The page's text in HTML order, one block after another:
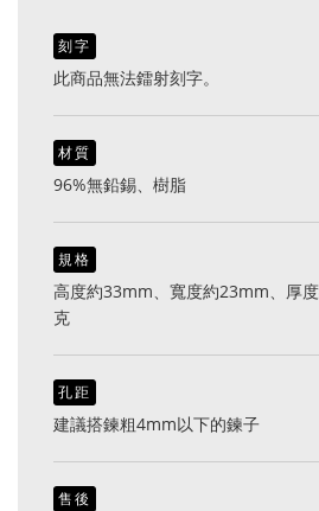
刻字
此商品無法鐳射刻字。
材質
96%無鉛錫、樹脂
規格
高度約33mm、寬度約23mm、厚
克
孔距
建議搭鍊粗4mm以下的鍊子
售後